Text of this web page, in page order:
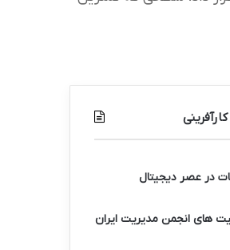
در عصر دیجیتال
های انجمن مدیریت ایران